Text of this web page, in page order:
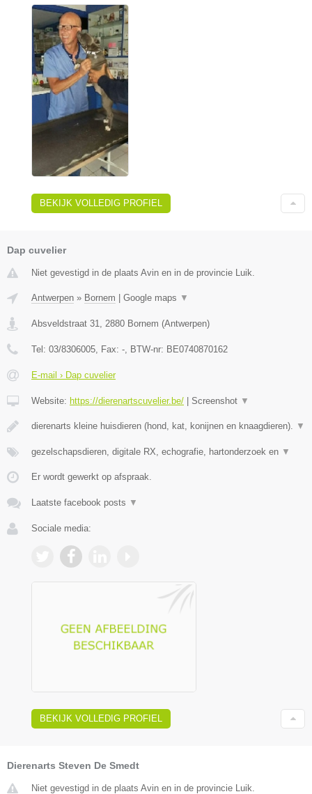
BEKIJK VOLLEDIG PROFIEL
Dap cuvelier
Niet gevestigd in de plaats Avin en in de provincie Luik.
Antwerpen » Bornem Google maps ▼
Absveldstraat 31, 2880 Bornem (Antwerpen)
Tel: 03/8306005, Fax: -, BTW-nr: BE0740870162
E-mail › Dap cuvelier
Website: https://dierenartscuvelier.be/ Screenshot ▼
dierenarts kleine huisdieren (hond, kat, konijnen en knaagdieren). ▼
gezelschapsdieren, digitale RX, echografie, hartonderzoek en ▼
Er wordt gewerkt op afspraak.
Laatste facebook posts ▼
Sociale media:
BEKIJK VOLLEDIG PROFIEL
Dierenarts Steven De Smedt
Niet gevestigd in de plaats Avin en in de provincie Luik.